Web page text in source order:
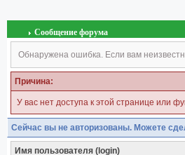
Сообщение форума
Обнаружена ошибка. Если вам
Причина:
У вас нет доступа к этой странице или
Сейчас вы не авторизованы. Можете
Имя пользователя (login)